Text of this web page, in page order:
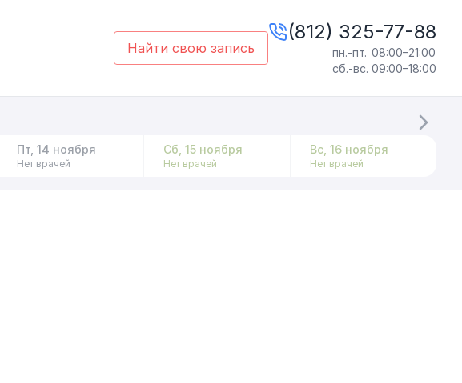
Найти свою запись
(812) 325-77-88
пн.-пт. 08:00–21:00
сб.-вс. 09:00–18:00
Пт, 14 ноября
Нет врачей
Сб, 15 ноября
Нет врачей
Вс, 16 ноября
Нет врачей